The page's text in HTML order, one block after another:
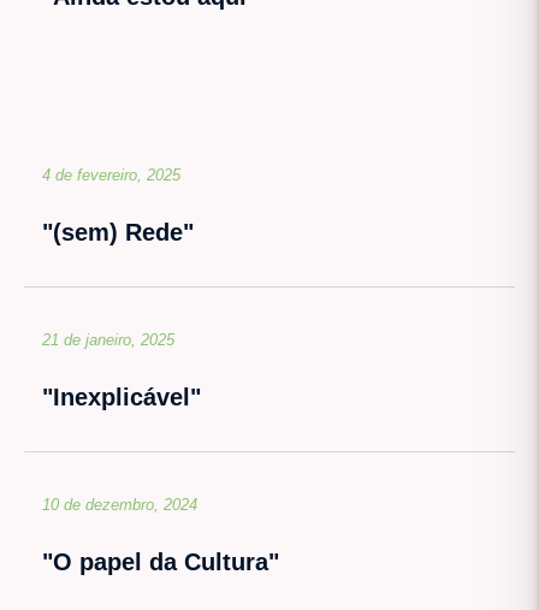
4 de fevereiro, 2025
"(sem) Rede"
21 de janeiro, 2025
"Inexplicável"
10 de dezembro, 2024
"O papel da Cultura"